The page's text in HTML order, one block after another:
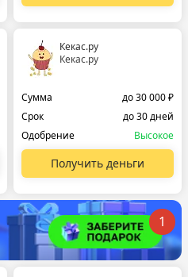
Кекас.ру
Кекас.ру
Сумма
до 30 000 ₽
Срок
до 30 дней
Одобрение
Высокое
Получить деньги
1